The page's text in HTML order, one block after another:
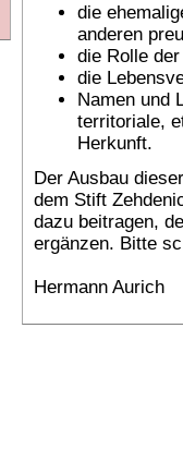
die
anderen
die Rolle
die
Namen und
territoriale,
Herkunft.
Der Ausbau
dem Stift
dazu beitragen,
ergänzen. Bitte
Hermann Aurich